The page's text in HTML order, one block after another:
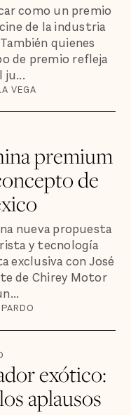
como un premio
de la industria
quienes
de premio refleja
ju...
VEGA
premium
de
nueva propuesta
y tecnología
exclusiva con José
de Chirey Motor
exótico:
aplausos